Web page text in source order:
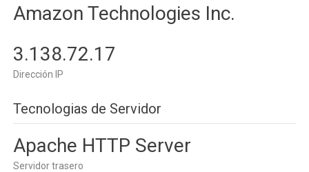
Amazon Technologies Inc.
3.138.72.17
Dirección IP
Tecnologias de Servidor
Apache HTTP Server
Servidor trasero